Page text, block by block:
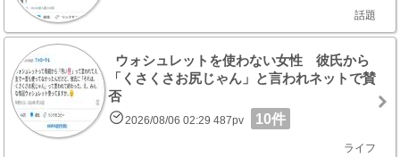
話題
ウォシュレットを使わない女性 彼氏から
「くさくさお尻じゃん」と言われネットで賛
否
2026/08/06 02:29 487pv 10件
ライフ